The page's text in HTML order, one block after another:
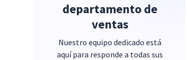
departamento de
ventas
Nuestro equipo dedicado está
aquí para responde a todas sus